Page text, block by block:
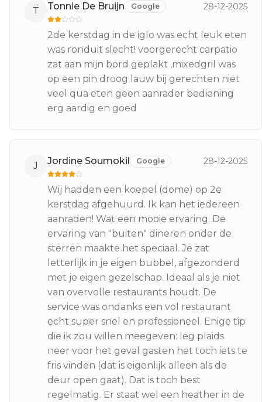
T Tonnie De Bruijn Google 28-12-2025
2de kerstdag in de iglo was echt leuk eten
was ronduit slecht! voorgerecht carpatio
zat aan mijn bord geplakt ,mixedgril was
op een pin droog lauw bij gerechten niet
veel qua eten geen aanrader bediening
erg aardig en goed
J Jordine Soumokil Google 28-12-2025
Wij hadden een koepel (dome) op 2e
kerstdag afgehuurd. Ik kan het iedereen
aanraden! Wat een mooie ervaring. De
ervaring van "buiten" dineren onder de
sterren maakte het speciaal. Je zat
letterlijk in je eigen bubbel, afgezonderd
met je eigen gezelschap. Ideaal als je niet
van overvolle restaurants houdt. De
service was ondanks een vol restaurant
echt super snel en professioneel. Enige tip
die ik zou willen meegeven: leg plaids
neer voor het geval gasten het toch iets te
fris vinden (dat is eigenlijk alleen als de
deur open gaat). Dat is toch best
regelmatig. Er staat wel een heather in de